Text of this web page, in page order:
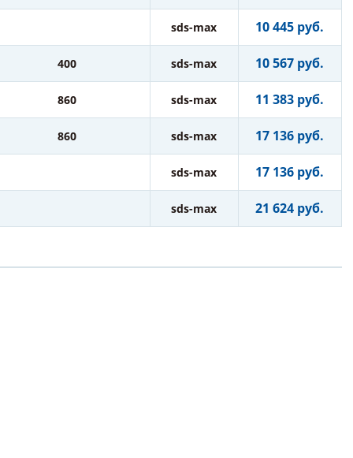
sds-max 10 445 руб.
400 sds-max 10 567 руб.
860 sds-max 11 383 руб.
860 sds-max 17 136 руб.
sds-max 17 136 руб.
sds-max 21 624 руб.